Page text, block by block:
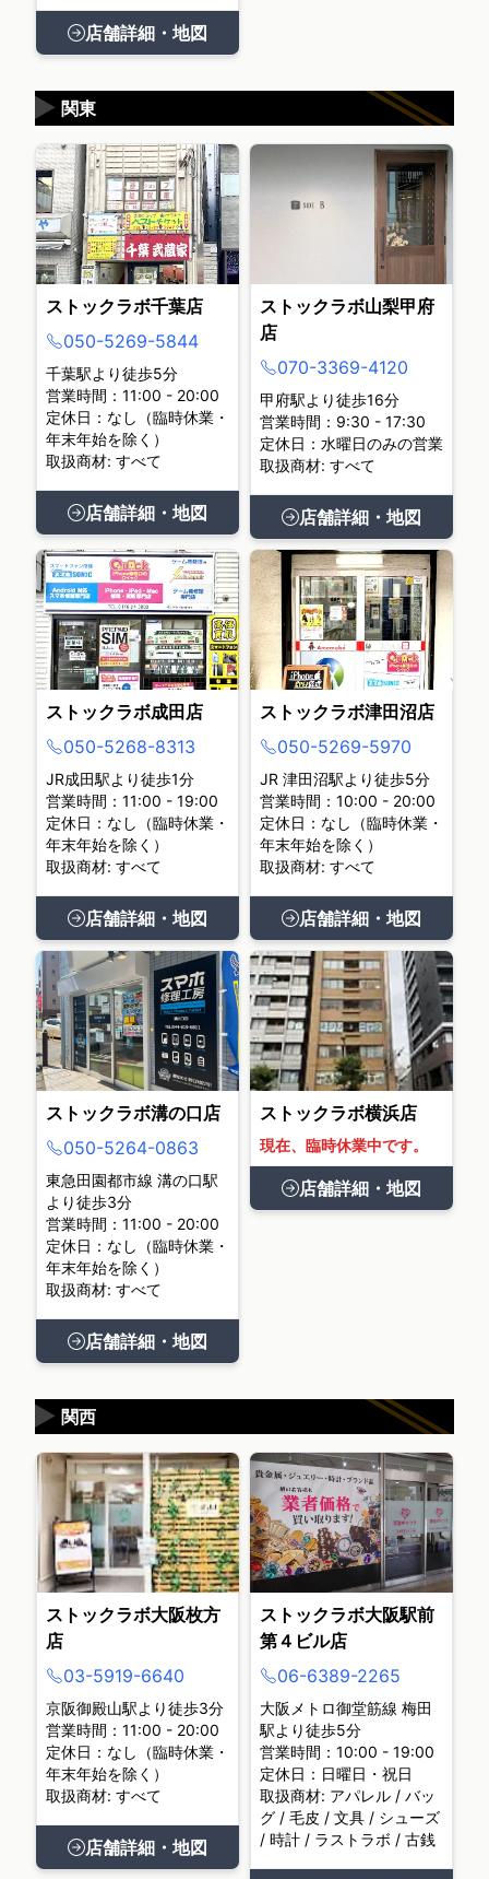
店舗詳細・地図
関東
▶
ストックラボ千葉店
050-5269-5844
千葉駅より徒歩5分
営業時間：11:00 - 20:00
定休日：なし（臨時休業・
年末年始を除く）
取扱商材: すべて
店舗詳細・地図
ストックラボ山梨甲府
店
070-3369-4120
甲府駅より徒歩16分
営業時間：9:30 - 17:30
定休日：水曜日のみの営業
取扱商材: すべて
店舗詳細・地図
ストックラボ成田店
050-5268-8313
JR成田駅より徒歩1分
営業時間：11:00 - 19:00
定休日：なし（臨時休業・
年末年始を除く）
取扱商材: すべて
店舗詳細・地図
ストックラボ津田沼店
050-5269-5970
JR 津田沼駅より徒歩5分
営業時間：10:00 - 20:00
定休日：なし（臨時休業・
年末年始を除く）
取扱商材: すべて
店舗詳細・地図
ストックラボ溝の口店
050-5264-0863
東急田園都市線 溝の口駅
より徒歩3分
営業時間：11:00 - 20:00
定休日：なし（臨時休業・
年末年始を除く）
取扱商材: すべて
店舗詳細・地図
ストックラボ横浜店
現在、臨時休業中です。
店舗詳細・地図
関西
▶
ストックラボ大阪枚方
店
03-5919-6640
京阪御殿山駅より徒歩3分
営業時間：11:00 - 20:00
定休日：なし（臨時休業・
年末年始を除く）
取扱商材: すべて
店舗詳細・地図
ストックラボ大阪駅前
第４ビル店
06-6389-2265
大阪メトロ御堂筋線 梅田
駅より徒歩5分
営業時間：10:00 - 19:00
定休日：日曜日・祝日
取扱商材: アパレル / バッ
グ / 毛皮 / 文具 / シューズ
/ 時計 / ラストラボ / 古銭